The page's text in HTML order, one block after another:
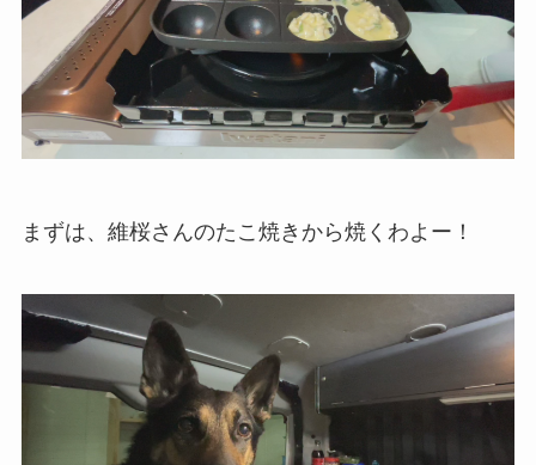
まずは、維桜さんのたこ焼きから焼くわよー！